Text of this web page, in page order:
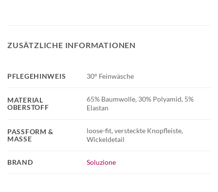
ZUSÄTZLICHE INFORMATIONEN
BRAND Soluzione
PFLEGEHINWEIS 30° Feinwäsche
MATERIAL
OBERSTOFF
65% Baumwolle, 30% Polyamid, 5%
Elastan
PASSFORM &
MASSE
loose-fit, versteckte Knopfleiste,
Wickeldetail